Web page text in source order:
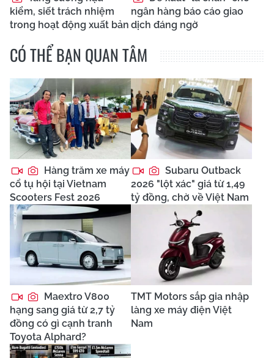
kiểm, siết trách nhiệm
trong hoạt động xuất bản
ngân hàng báo cáo giao
dịch đáng ngờ
CÓ THỂ BẠN QUAN TÂM
Hàng trăm xe máy
cổ tụ hội tại Vietnam
Scooters Fest 2026
Subaru Outback
2026 "lột xác" giá từ 1,49
tỷ đồng, chờ về Việt Nam
Maextro V800
hạng sang giá từ 2,7 tỷ
đồng có gì cạnh tranh
Toyota Alphard?
TMT Motors sắp gia nhập
làng xe máy điện Việt
Nam